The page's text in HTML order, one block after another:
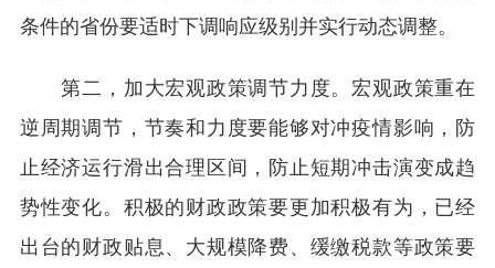
条件的省份要适时下调响应级别并实行动态调整。
第二，加大宏观政策调节力度。宏观政策重在
逆周期调节，节奏和力度要能够对冲疫情影响，防
止经济运行滑出合理区间，防止短期冲击演变成趋
势性变化。积极的财政政策要更加积极有为，已经
出台的财政贴息、大规模降费、缓缴税款等政策要